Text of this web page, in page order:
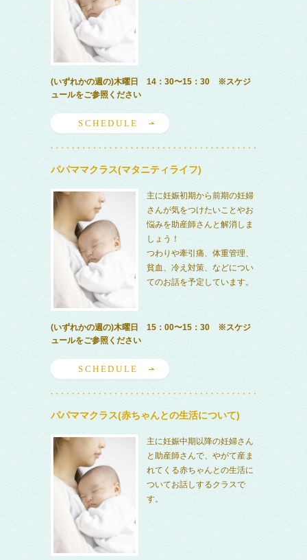
(いずれかの週の)木曜日 14：30〜15：30 ※スケジ
ュールをご参照ください
SCHEDULE
パパママクラス(マタニティライフ)
主に妊娠初期から前期の妊婦
さんが気をつけたいことやお
悩みを助産師さんと解消しま
しょう！
つわりや牽引痛、体重管理、
貧血、冷え対策、などについ
てのお話を予定しています。
(いずれかの週の)木曜日 15：00〜15：30 ※スケジ
ュールをご参照ください
SCHEDULE
パパママクラス(赤ちゃんとの生活について)
主に妊娠中期以降の妊婦さん
と助産師さんで、やがて産ま
れてくる赤ちゃんとの生活に
ついてお話しするクラスで
す。